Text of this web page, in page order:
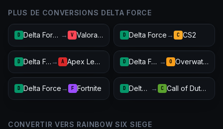
PLUS DE CONVERSIONS DELTA FORCE
D Delta Force → V Valorant D Delta Force → C CS2
D Delta Force → A Apex Legends D Delta Force → O Overwatch 2
D Delta Force → F Fortnite D Delta Force → C Call of Duty: Warzone
CONVERTIR VERS RAINBOW SIX SIEGE